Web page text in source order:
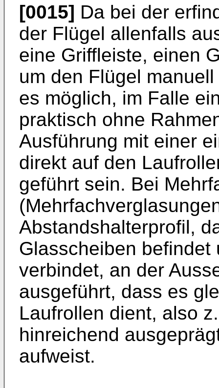
[0015] Da bei der
der Flügel allenfalls
eine Griffleiste, einen
um den Flügel
es möglich, im Falle
praktisch ohne
Ausführung mit einer
direkt auf den
geführt sein. Bei
Abstandshalterprofil,
Glasscheiben
verbindet, an der
ausgeführt, dass es
Laufrollen dient, also
hinreichend
aufweist.